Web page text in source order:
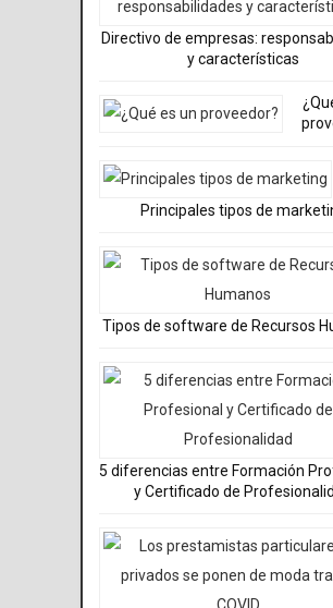
Directivo de empresas:
y características
Principales tipos de
Tipos de software de Recursos
5 diferencias entre Formación
y Certificado de